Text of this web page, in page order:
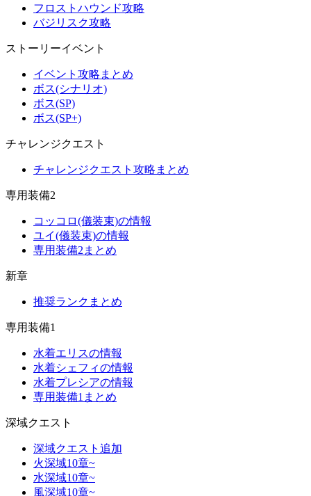
フロストハウンド攻略
バジリスク攻略
ストーリーイベント
イベント攻略まとめ
ボス(シナリオ)
ボス(SP)
ボス(SP+)
チャレンジクエスト
チャレンジクエスト攻略まとめ
専用装備2
コッコロ(儀装束)の情報
ユイ(儀装束)の情報
専用装備2まとめ
新章
推奨ランクまとめ
専用装備1
水着エリスの情報
水着シェフィの情報
水着プレシアの情報
専用装備1まとめ
深域クエスト
深域クエスト追加
火深域10章~
水深域10章~
風深域10章~